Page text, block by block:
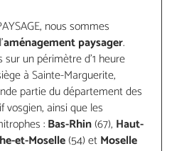
nous sommes
aménagement paysager.
un périmètre d’1 heure
à Sainte-Marguerite,
partie du département des
vosgien, ainsi que les
:Bas-Rhin(67), Haut-
et-Moselle(54) etMoselle